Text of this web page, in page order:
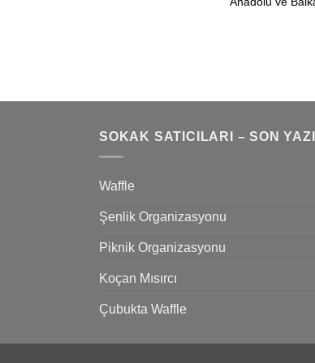
SOKAK SATICILARI – SON
Waffle
Şenlik Organizasyonu
Piknik Organizasyonu
Koçan Mısırcı
Çubukta Waffle